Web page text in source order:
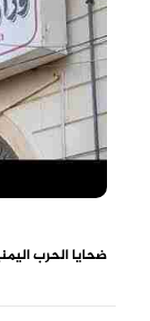
ضحايا الحرب